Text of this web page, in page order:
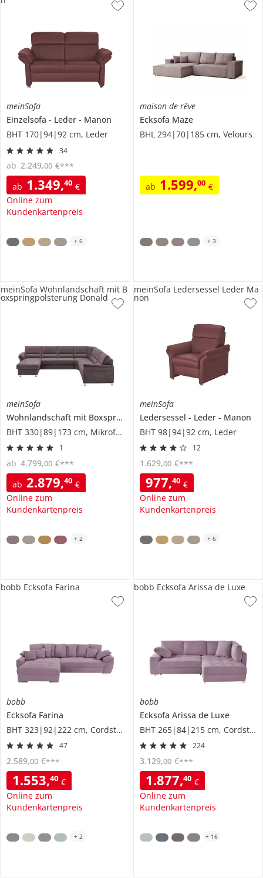
meinSofa
Einzelsofa
Leder
Manon
BHT 170|94|92 cm, Leder
34
ab 1.349,40 €
Online zum
Kundenkartenpreis
ab 2.249,00 €***
+ 6
maison de rêve
Ecksofa Maze
BHL 294|70|185 cm, Velours
ab 1.599,00 €
+ 3
meinSofa
Wohnlandschaft mit Boxspringpolsterung
Donald
BHT 330|89|173 cm, Mikrofaser
1
ab 2.879,40 €
Online zum
Kundenkartenpreis
ab 4.799,00 €***
meinSofa Wohnlandschaft mit B
oxspringpolsterung Donald
+ 2
meinSofa
Ledersessel
Leder
Manon
BHT 98|94|92 cm, Leder
12
977,40 €
Online zum
Kundenkartenpreis
1.629,00 €***
meinSofa Ledersessel Leder Ma
non
+ 6
bobb
Ecksofa Farina
BHT 323|92|222 cm, Cordstoff
47
1.553,40 €
Online zum
Kundenkartenpreis
2.589,00 €***
bobb Ecksofa Farina
+ 2
bobb
Ecksofa Arissa de Luxe
BHT 265|84|215 cm, Cordstoff
224
1.877,40 €
Online zum
Kundenkartenpreis
3.129,00 €***
bobb Ecksofa Arissa de Luxe
+ 16